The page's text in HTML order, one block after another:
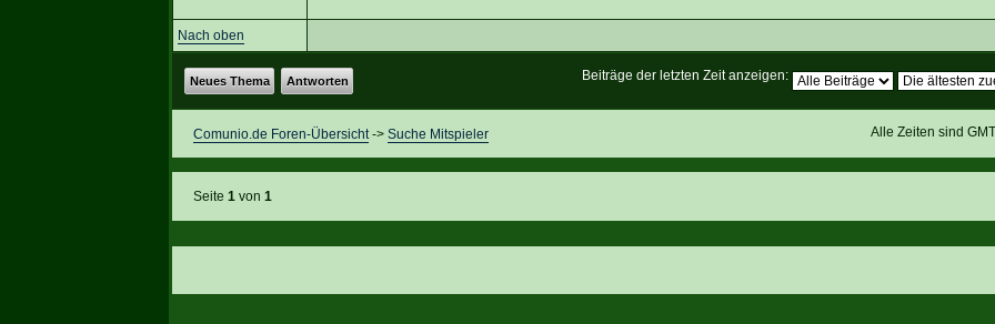
Nach oben
Beiträge der letzten Zeit anzeigen:
Neues Thema Antworten
Alle Zeiten sind
Comunio.de Foren-Übersicht-> Suche Mitspieler
Seite 1von 1